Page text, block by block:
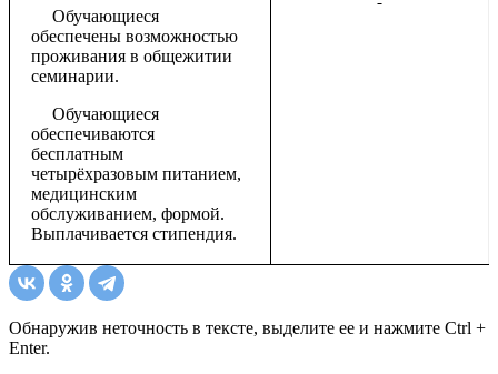
Обучающиеся
обеспечены возможностью
проживания в общежитии
семинарии.
Обучающиеся
обеспечиваются
бесплатным
четырёхразовым питанием,
медицинским
обслуживанием, формой.
Выплачивается стипендия.
Обнаружив неточность в тексте, выделите ее и нажмите Ctrl +
Enter.